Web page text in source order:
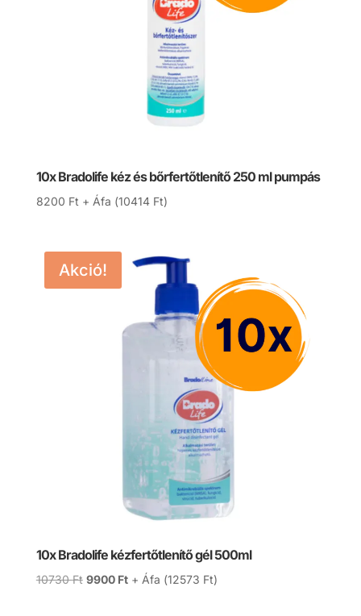
10x Bradolife kéz és bőrfertőtlenítő 250 ml pumpás
8200 Ft + Áfa (10414 Ft)
Akció!
10x Bradolife kézfertőtlenítő gél 500ml
10730Ft Original
9900 FtCurrent
+ Áfa (12573 Ft)